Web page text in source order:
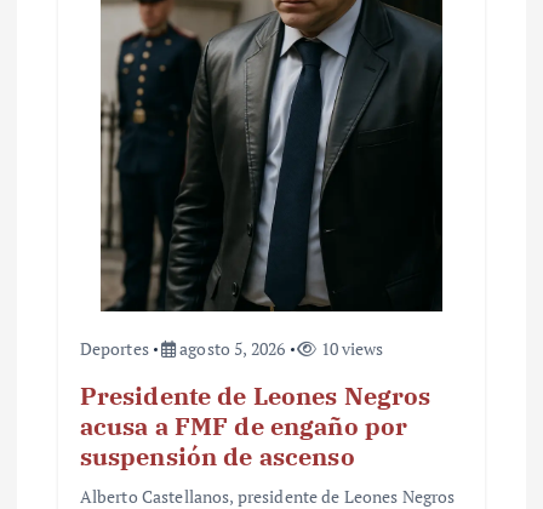
Deportes agosto 5, 2026 10 views
Presidente de Leones Negros
acusa a FMF de engaño por
suspensión de ascenso
Alberto Castellanos, presidente de Leones Negros